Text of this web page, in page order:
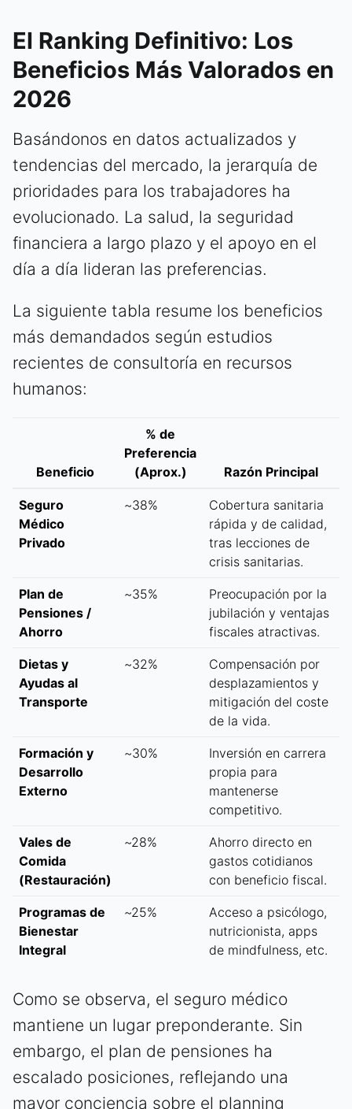
El Ranking Definitivo: Los
Beneficios Más Valorados en
2026
Basándonos en datos actualizados y
tendencias del mercado, la jerarquía de
prioridades para los trabajadores ha
evolucionado. La salud, la seguridad
financiera a largo plazo y el apoyo en el
día a día lideran las preferencias.
La siguiente tabla resume los beneficios
más demandados según estudios
recientes de consultoría en recursos
humanos:
Beneficio
% de
Preferencia
(Aprox.)
Razón Principal
Seguro
Médico
Privado
~38%
Cobertura sanitaria
rápida y de calidad,
tras lecciones de
crisis sanitarias.
Plan de
Pensiones /
Ahorro
~35%
Preocupación por la
jubilación y ventajas
fiscales atractivas.
Dietas y
Ayudas al
Transporte
~32%
Compensación por
desplazamientos y
mitigación del coste
de la vida.
Formación y
Desarrollo
Externo
~30%
Inversión en carrera
propia para
mantenerse
competitivo.
Vales de
Comida
(Restauración)
~28%
Ahorro directo en
gastos cotidianos
con beneficio fiscal.
Programas de
Bienestar
Integral
~25%
Acceso a psicólogo,
nutricionista, apps
de mindfulness, etc.
Como se observa, el seguro médico
mantiene un lugar preponderante. Sin
embargo, el plan de pensiones ha
escalado posiciones, reflejando una
mayor conciencia sobre el planning